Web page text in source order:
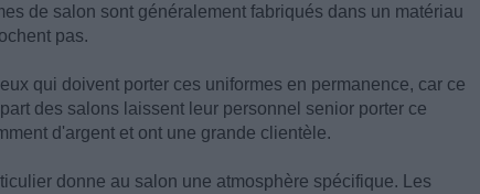
de salon sont généralement fabriqués dans un matériau
pas.
qui doivent porter ces uniformes en permanence, car ce
des salons laissent leur personnel senior porter ce
d'argent et ont une grande clientèle.
donne au salon une atmosphère spécifique. Les